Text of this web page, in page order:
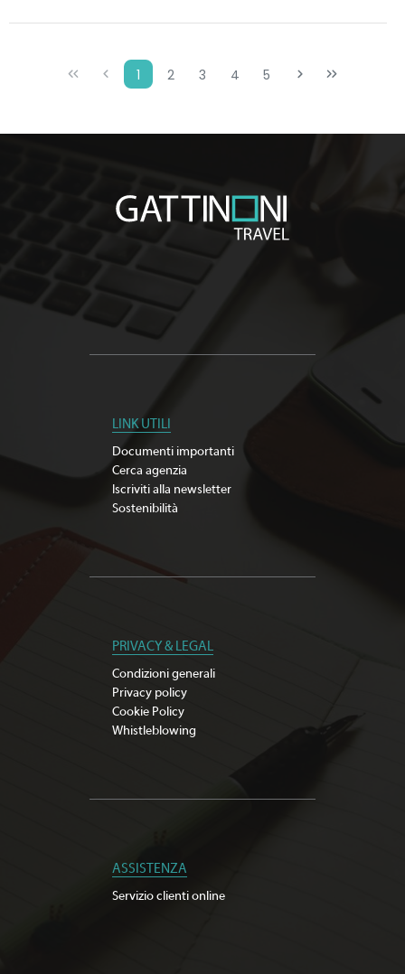
1 2 3 4 5
LINK UTILI
Documenti importanti
Cerca agenzia
Iscriviti alla newsletter
Sostenibilità
PRIVACY & LEGAL
Condizioni generali
Privacy policy
Cookie Policy
Whistleblowing
ASSISTENZA
Servizio clienti online